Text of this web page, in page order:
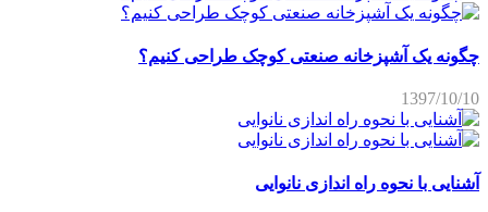
چگونه یک آشپزخانه صنعتی کوچک طراحی کنیم؟
1397/10/10
آشنایی با نحوه راه اندازی نانوایی